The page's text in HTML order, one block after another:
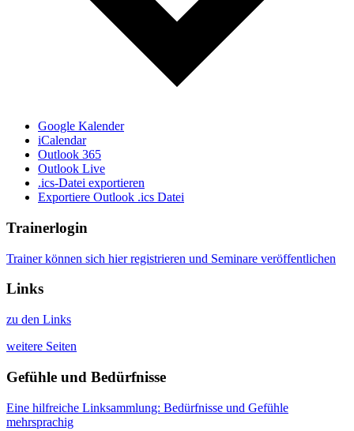
Google Kalender
iCalendar
Outlook 365
Outlook Live
.ics-Datei exportieren
Exportiere Outlook .ics Datei
Trainerlogin
Trainer können sich hier registrieren und Seminare veröffentlichen
Links
zu den Links
weitere Seiten
Gefühle und Bedürfnisse
Eine hilfreiche Linksammlung: Bedürfnisse und Gefühle
mehrsprachig